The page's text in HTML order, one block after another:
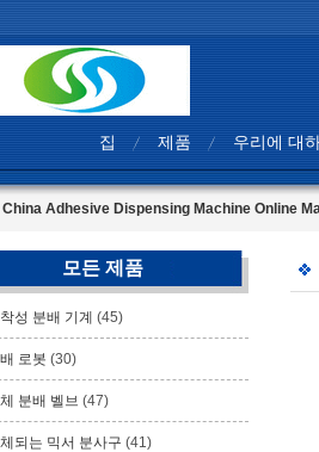
집 제품 우리에 대
China Adhesive Dispensing Machine Online
모든 제품
성 분배 기계 (45)
로봇 (30)
분배 벨브 (47)
되는 믹서 분사구 (41)